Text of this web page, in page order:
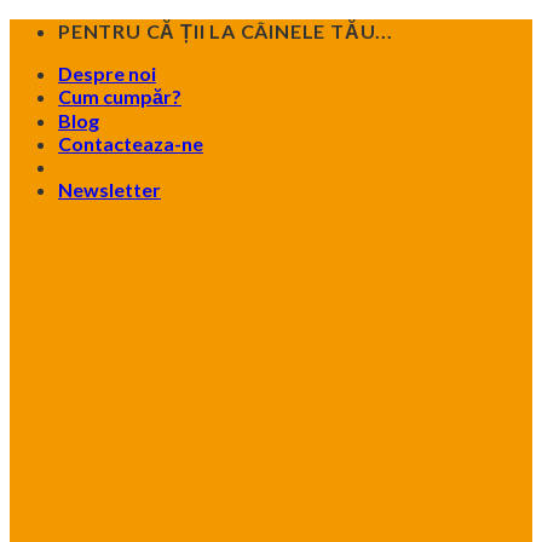
Skip
content
PENTRU CĂ ȚII LA CÂINELE TĂU...
Despre noi
Cum cumpăr?
Blog
Contacteaza-ne
Newsletter